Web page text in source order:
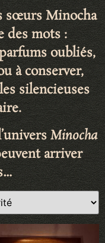
sœurs Minocha
des mots :
oubliés,
à conserver,
silencieuses
.
Minocha
arriver